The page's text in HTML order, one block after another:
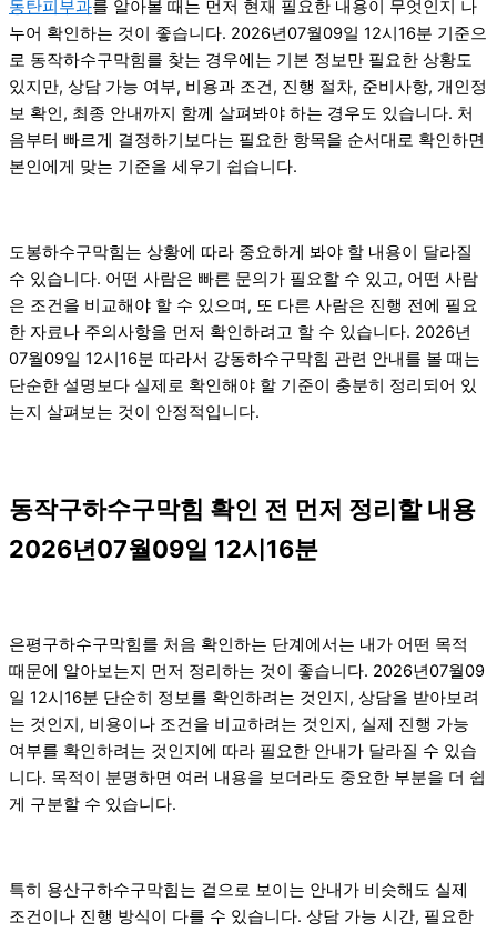
동탄피부과를 알아볼 때는 먼저 현재 필요한 내용이 무엇인지 나
누어 확인하는 것이 좋습니다. 2026년07월09일 12시16분 기준으
로 동작하수구막힘를 찾는 경우에는 기본 정보만 필요한 상황도
있지만, 상담 가능 여부, 비용과 조건, 진행 절차, 준비사항, 개인정
보 확인, 최종 안내까지 함께 살펴봐야 하는 경우도 있습니다. 처
음부터 빠르게 결정하기보다는 필요한 항목을 순서대로 확인하면
본인에게 맞는 기준을 세우기 쉽습니다.
도봉하수구막힘는 상황에 따라 중요하게 봐야 할 내용이 달라질
수 있습니다. 어떤 사람은 빠른 문의가 필요할 수 있고, 어떤 사람
은 조건을 비교해야 할 수 있으며, 또 다른 사람은 진행 전에 필요
한 자료나 주의사항을 먼저 확인하려고 할 수 있습니다. 2026년
07월09일 12시16분 따라서 강동하수구막힘 관련 안내를 볼 때는
단순한 설명보다 실제로 확인해야 할 기준이 충분히 정리되어 있
는지 살펴보는 것이 안정적입니다.
동작구하수구막힘 확인 전 먼저 정리할 내용
2026년07월09일 12시16분
은평구하수구막힘를 처음 확인하는 단계에서는 내가 어떤 목적
때문에 알아보는지 먼저 정리하는 것이 좋습니다. 2026년07월09
일 12시16분 단순히 정보를 확인하려는 것인지, 상담을 받아보려
는 것인지, 비용이나 조건을 비교하려는 것인지, 실제 진행 가능
여부를 확인하려는 것인지에 따라 필요한 안내가 달라질 수 있습
니다. 목적이 분명하면 여러 내용을 보더라도 중요한 부분을 더 쉽
게 구분할 수 있습니다.
특히 용산구하수구막힘는 겉으로 보이는 안내가 비슷해도 실제
조건이나 진행 방식이 다를 수 있습니다. 상담 가능 시간, 필요한